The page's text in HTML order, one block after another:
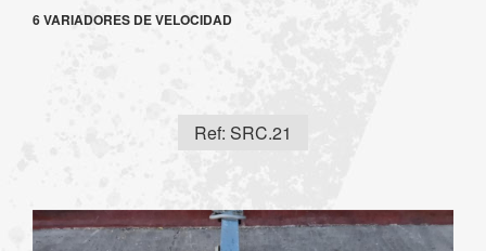
6 VARIADORES DE VELOCIDAD
Ref: SRC.21